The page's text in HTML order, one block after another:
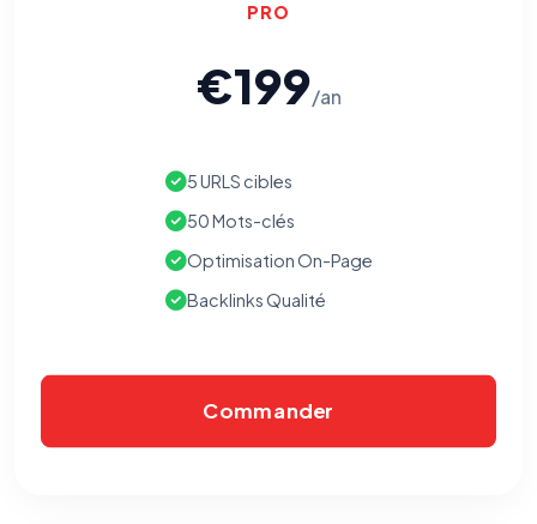
PRO
€199/an
5 URLS cibles
50 Mots-clés
Optimisation On-Page
Backlinks Qualité
Commander